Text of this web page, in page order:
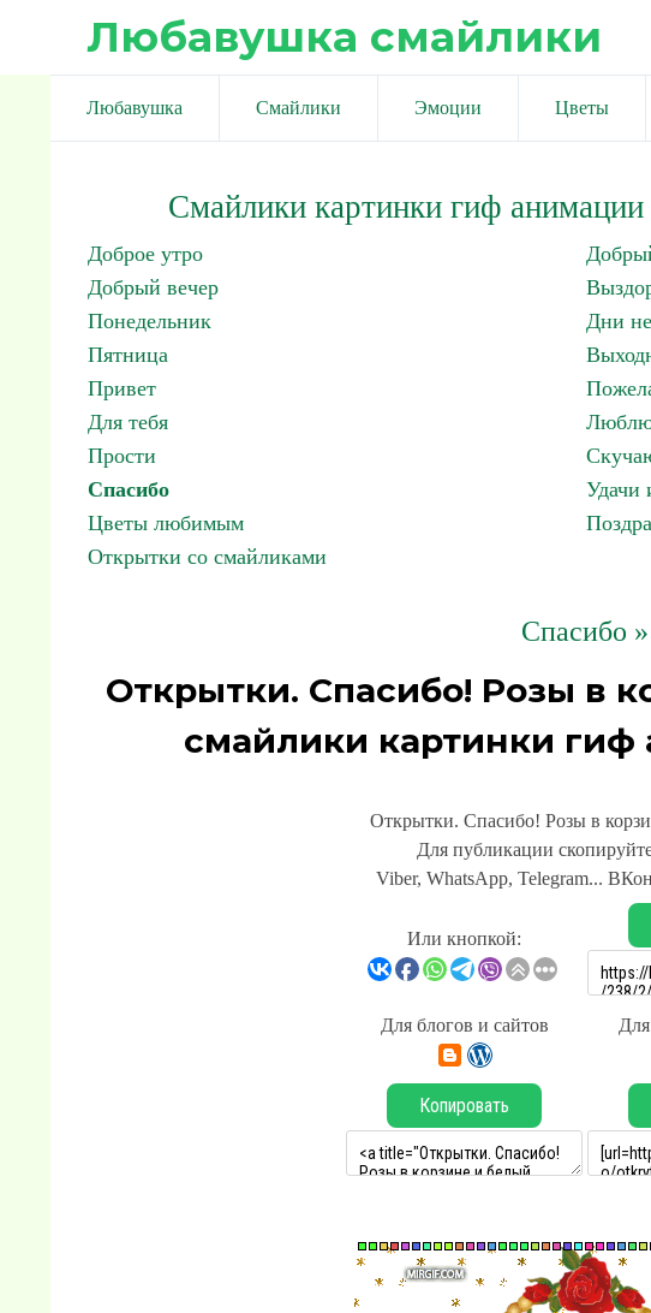
Любавушка смайлики
Любавушка Смайлики Эмоции Цветы
Смайлики картинки гиф анимации
Доброе утро
Добрый вечер
Понедельник
Дни
Пятница
Привет
Для тебя
Прости
Спасибо
Удачи
Цветы любимым
Открытки со смайликами
Спасибо »
Открытки. Спасибо! Розы в
смайлики картинки гиф
Открытки. Спасибо! Розы в
Для публикации
Viber, WhatsApp, Telegram...
Или кнопкой:
Для блогов и сайтов
Копировать